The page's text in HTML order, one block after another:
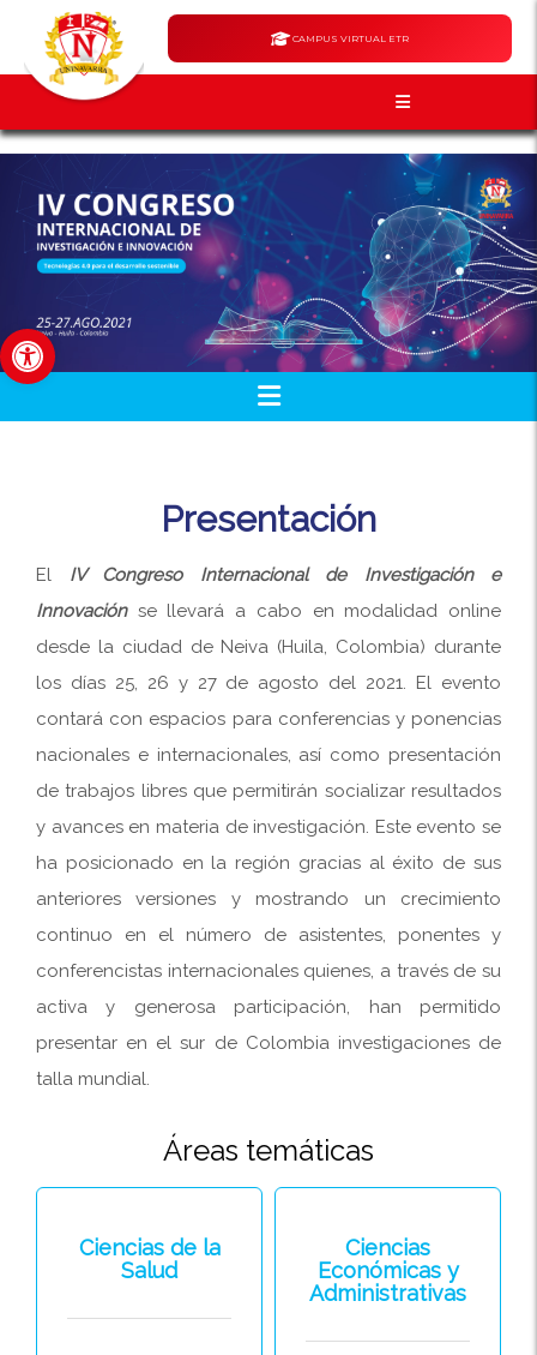
Abrir barra de herramientas
CAMPUS VIRTUAL ETR
Presentación
El IV Congreso Internacional de Investigación e
Innovaciónse llevará a cabo en modalidad online
desde la ciudad de Neiva (Huila, Colombia) durante
los días 25, 26 y 27 de agosto del 2021. El evento
contará con espacios para conferencias y ponencias
nacionales e internacionales, así como presentación
de trabajos libres que permitirán socializar resultados
y avances en materia de investigación. Este evento se
ha posicionado en la región gracias al éxito de sus
anteriores versiones y mostrando un crecimiento
continuo en el número de asistentes, ponentes y
conferencistas internacionales quienes, a través de su
activa y generosa participación, han permitido
presentar en el sur de Colombia investigaciones de
talla mundial.
Áreas temáticas
Ciencias de la
Salud
Ciencias
Económicas y
Administrativas